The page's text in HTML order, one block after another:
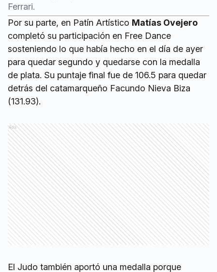
Ferrari.
Por su parte, en Patín Artístico Matías Ovejero
completó su participación en Free Dance
sosteniendo lo que había hecho en el día de ayer
para quedar segundo y quedarse con la medalla
de plata. Su puntaje final fue de 106.5 para quedar
detrás del catamarqueño Facundo Nieva Biza
(131.93).
Ads
El Judo también aportó una medalla porque